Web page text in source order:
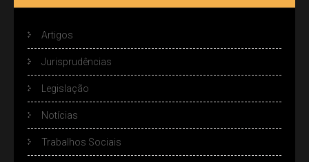
Artigos
Jurisprudências
Legislação
Notícias
Trabalhos Sociais